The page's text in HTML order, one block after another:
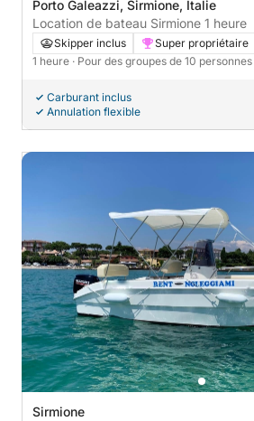
Porto Galeazzi, Sirmione, Italie
Location de bateau Sirmione 1 heure
Skipper inclus Super propriétaire
1 heure · Pour des groupes de 10 personnes
Carburant inclus
Annulation flexible
Sirmione